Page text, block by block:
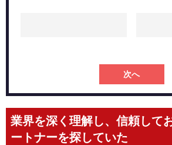
次へ
業界を深く理解し、信頼して
ートナーを探していた